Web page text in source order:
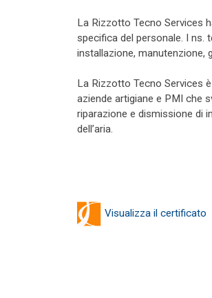
La Rizzotto Tecno Services
specifica del personale. I ns.
installazione, manutenzione,
La Rizzotto Tecno Services
aziende artigiane e PMI che
riparazione e dismissione di
dell’aria.
Visualizza il certificato